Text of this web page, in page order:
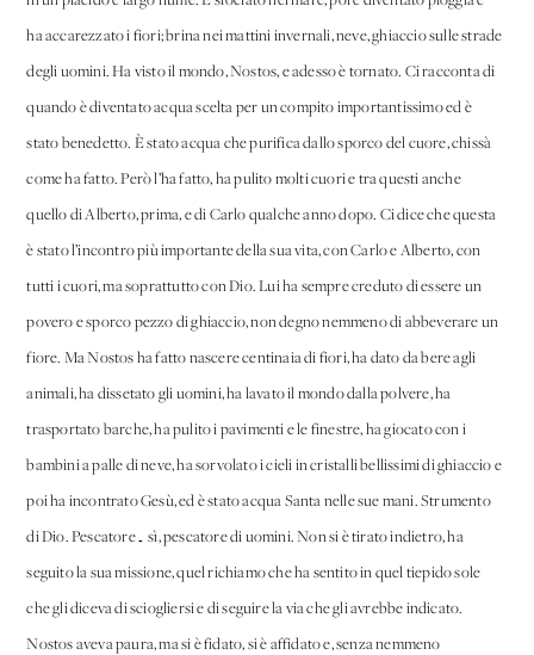
ha accarezzato i fiori; brina nei mattini invernali, neve, ghiaccio sulle strade
degli uomini. Ha visto il mondo, Nostos, e adesso è tornato. Ci racconta di
quando è diventato acqua scelta per un compito importantissimo ed è
stato benedetto. È stato acqua che purifica dallo sporco del cuore, chissà
come ha fatto. Però l’ha fatto, ha pulito molti cuori e tra questi anche
quello di Alberto, prima, e di Carlo qualche anno dopo. Ci dice che questa
è stato l’incontro più importante della sua vita, con Carlo e Alberto, con
tutti i cuori, ma soprattutto con Dio. Lui ha sempre creduto di essere un
povero e sporco pezzo di ghiaccio, non degno nemmeno di abbeverare un
fiore. Ma Nostos ha fatto nascere centinaia di fiori, ha dato da bere agli
animali, ha dissetato gli uomini, ha lavato il mondo dalla polvere, ha
trasportato barche, ha pulito i pavimenti e le finestre, ha giocato con i
bambini a palle di neve, ha sorvolato i cieli in cristalli bellissimi di ghiaccio e
poi ha incontrato Gesù, ed è stato acqua Santa nelle sue mani. Strumento
di Dio. Pescatore… sì, pescatore di uomini. Non si è tirato indietro, ha
seguito la sua missione, quel richiamo che ha sentito in quel tiepido sole
che gli diceva di sciogliersi e di seguire la via che gli avrebbe indicato.
Nostos aveva paura, ma si è fidato, si è affidato e, senza nemmeno